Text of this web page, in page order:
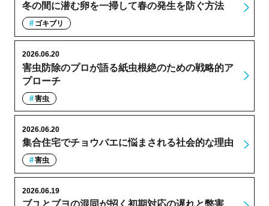
冬の間に潜む卵を一掃して春の発生を防ぐ方法
ゴキブリ
害虫防除のプロが語る紙虫根絶のための戦略的ア
プローチ
2026.06.20
害虫
集合住宅でチョウバエに悩まされる社会的な理由
2026.06.20
害虫
2026.06.19